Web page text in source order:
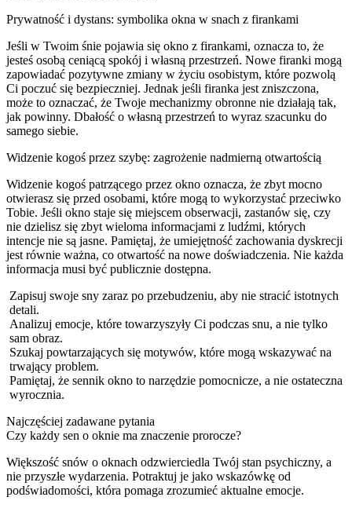
Prywatność i dystans: symbolika okna w snach z firankami
Jeśli w Twoim śnie pojawia się okno z firankami, oznacza to, że
jesteś osobą ceniącą spokój i własną przestrzeń. Nowe firanki mogą
zapowiadać pozytywne zmiany w życiu osobistym, które pozwolą
Ci poczuć się bezpieczniej. Jednak jeśli firanka jest zniszczona,
może to oznaczać, że Twoje mechanizmy obronne nie działają tak,
jak powinny. Dbałość o własną przestrzeń to wyraz szacunku do
samego siebie.
Widzenie kogoś przez szybę: zagrożenie nadmierną otwartością
Widzenie kogoś patrzącego przez okno oznacza, że zbyt mocno
otwierasz się przed osobami, które mogą to wykorzystać przeciwko
Tobie. Jeśli okno staje się miejscem obserwacji, zastanów się, czy
nie dzielisz się zbyt wieloma informacjami z ludźmi, których
intencje nie są jasne. Pamiętaj, że umiejętność zachowania dyskrecji
jest równie ważna, co otwartość na nowe doświadczenia. Nie każda
informacja musi być publicznie dostępna.
Zapisuj swoje sny zaraz po przebudzeniu, aby nie stracić istotnych
detali.
Analizuj emocje, które towarzyszyły Ci podczas snu, a nie tylko
sam obraz.
Szukaj powtarzających się motywów, które mogą wskazywać na
trwający problem.
Pamiętaj, że sennik okno to narzędzie pomocnicze, a nie ostateczna
wyrocznia.
Najczęściej zadawane pytania
Czy każdy sen o oknie ma znaczenie prorocze?
Większość snów o oknach odzwierciedla Twój stan psychiczny, a
nie przyszłe wydarzenia. Potraktuj je jako wskazówkę od
podświadomości, która pomaga zrozumieć aktualne emocje.